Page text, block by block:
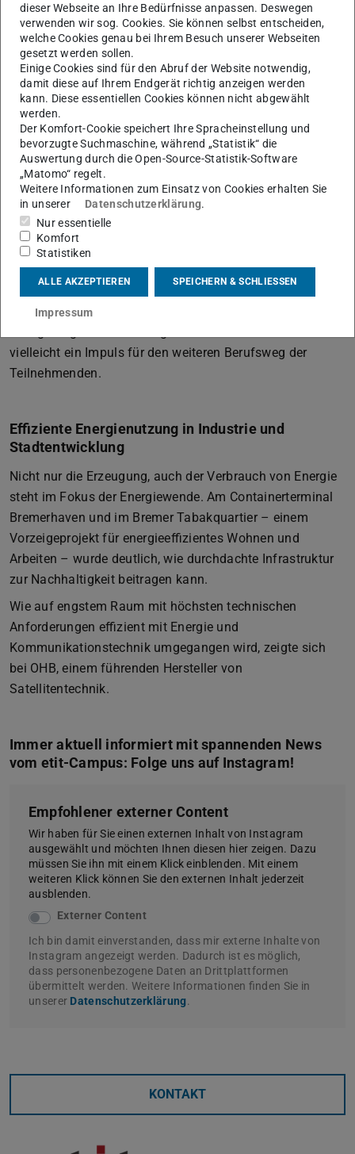
Wie wichtig Batteriespeicher für die kurzfristige
Stabilisierung des Netzes sind, zeigte der Besuch einer
Speicheranlage in Varel. Hier wurde deutlich, wie Energie
im Sekundenbereich eingespeist oder entnommen werden
kann – ein zentraler Baustein der sogenannten
Primärregelung.
Austausch, Einblick, Inspiration
Die Exkursion bot nicht nur spannende Einblicke in
aktuelle Technologien und Unternehmensstrukturen,
sondern auch zahlreiche Gelegenheiten zum fachlichen
und persönlichen Austausch. Studierende, Lehrende und
die besuchten Unternehmen profitierten gleichermaßen
von dieser praxisnahen Woche.
vielleicht ein Impuls für den weiteren Berufsweg der
Teilnehmenden.
Effiziente Energienutzung in Industrie und
Stadtentwicklung
Nicht nur die Erzeugung, auch der Verbrauch von Energie
steht im Fokus der Energiewende. Am Containerterminal
Bremerhaven und im Bremer Tabakquartier – einem
Vorzeigeprojekt für energieeffizientes Wohnen und
Arbeiten – wurde deutlich, wie durchdachte Infrastruktur
zur Nachhaltigkeit beitragen kann.
Wie auf engstem Raum mit höchsten technischen
Anforderungen effizient mit Energie und
Kommunikationstechnik umgegangen wird, zeigte sich
bei OHB, einem führenden Hersteller von
Satellitentechnik.
Immer aktuell informiert mit spannenden News
vom etit-Campus: Folge uns auf Instagram!
Empfohlener externer Content
Wir haben für Sie einen externen Inhalt von Instagram
ausgewählt und möchten Ihnen diesen hier zeigen. Dazu
müssen Sie ihn mit einem Klick einblenden. Mit einem
weiteren Klick können Sie den externen Inhalt jederzeit
ausblenden.
Externer Content
Ich bin damit einverstanden, dass mir externe Inhalte von
Instagram angezeigt werden. Dadurch ist es möglich,
dass personenbezogene Daten an Drittplattformen
übermittelt werden. Weitere Informationen finden Sie in
unserer Datenschutzerklärung.
KONTAKT
dieser Webseite an Ihre Bedürfnisse anpassen. Deswegen
verwenden wir sog. Cookies. Sie können selbst entscheiden,
welche Cookies genau bei Ihrem Besuch unserer Webseiten
gesetzt werden sollen.
Einige Cookies sind für den Abruf der Website notwendig,
damit diese auf Ihrem Endgerät richtig anzeigen werden
kann. Diese essentiellen Cookies können nicht abgewählt
werden.
Der Komfort-Cookie speichert Ihre Spracheinstellung und
bevorzugte Suchmaschine, während „Statistik“ die
Auswertung durch die Open-Source-Statistik-Software
„Matomo“ regelt.
Weitere Informationen zum Einsatz von Cookies erhalten Sie
in unserer
Datenschutzerklärung.
Nur essentielle
Komfort
Statistiken
ALLE AKZEPTIEREN SPEICHERN & SCHLIESSEN
Impressum